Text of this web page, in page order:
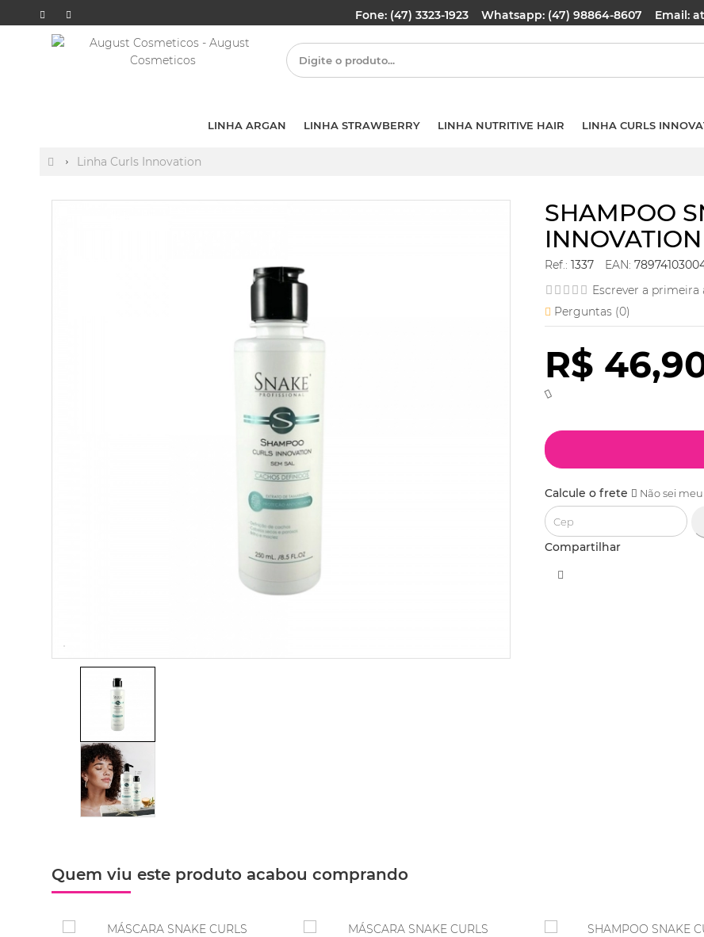
Fone: (47) 3323-1923 Whatsapp: (47) 98864-8607 Email:
LINHA ARGAN LINHA STRAWBERRY LINHA NUTRITIVE HAIR LINHA CURLS
Linha Curls Innovation
SHAMPOO
Ref.: 1337 EAN:
Escrever a primeira
Perguntas (0)
R$
Calcule o frete Não sei
Compartilhar
Quem viu este produto acabou comprando